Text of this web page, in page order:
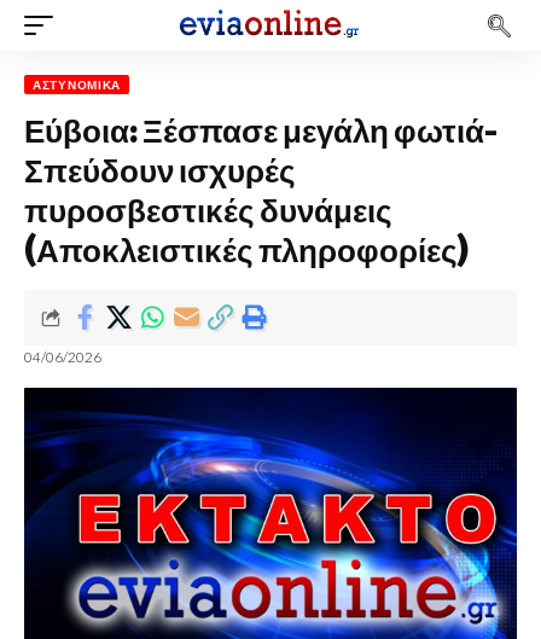
ΑΣΤΥΝΟΜΙΚΆ
Εύβοια: Ξέσπασε μεγάλη φωτιά-
Σπεύδουν ισχυρές
πυροσβεστικές δυνάμεις
(Αποκλειστικές πληροφορίες)
04/06/2026